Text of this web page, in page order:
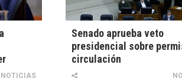
NOTICIAS
Senado aprueba veto
presidencial sobre
circulación